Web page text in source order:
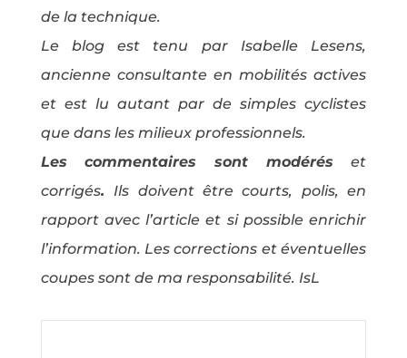
de la technique.
Le blog est tenu par Isabelle Lesens,
ancienne consultante en mobilités actives
et est lu autant par de simples cyclistes
que dans les milieux professionnels.
Les commentaires sont modéréset
corrigés. Ils doivent être courts, polis, en
rapport avec l’article et si possible enrichir
l’information. Les corrections et éventuelles
coupes sont de ma responsabilité. IsL